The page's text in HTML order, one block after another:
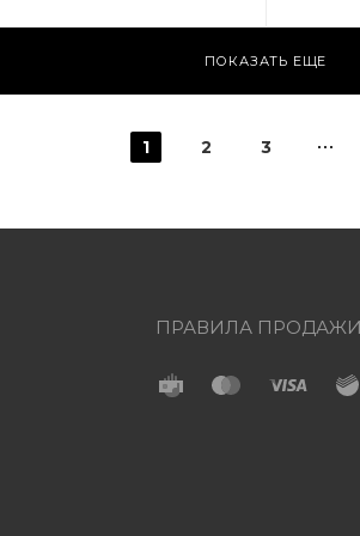
ТРЦ «Арена»
ПОКАЗАТЬ ЕЩЕ
1 2 3
ПРАВИЛА ПРОДАЖИ